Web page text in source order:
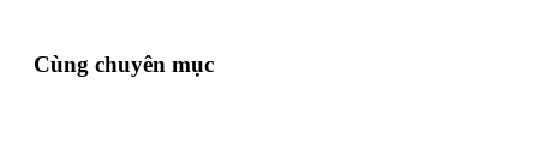
Cùng chuyên mục